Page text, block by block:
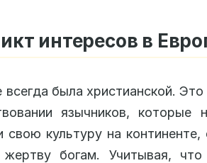
интересов в
всегда была христианской.
язычников, которые
свою культуру на
богам. Учитывая,